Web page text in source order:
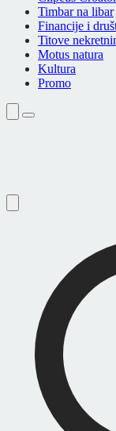
Timbar na libar
Financije i
Titove
Motus natura
Kultura
Promo